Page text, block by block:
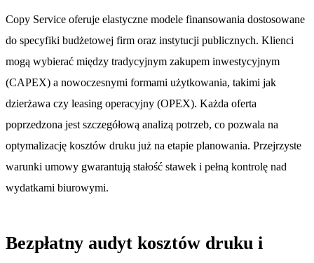
Copy Service oferuje elastyczne modele finansowania dostosowane
do specyfiki budżetowej firm oraz instytucji publicznych. Klienci
mogą wybierać między tradycyjnym zakupem inwestycyjnym
(CAPEX) a nowoczesnymi formami użytkowania, takimi jak
dzierżawa czy leasing operacyjny (OPEX). Każda oferta
poprzedzona jest szczegółową analizą potrzeb, co pozwala na
optymalizację kosztów druku już na etapie planowania. Przejrzyste
warunki umowy gwarantują stałość stawek i pełną kontrolę nad
wydatkami biurowymi.
Bezpłatny audyt kosztów druku i